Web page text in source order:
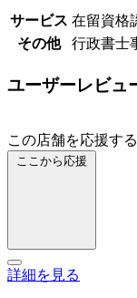
サービス 在留資格
その他
行政書士
ユーザーレビュ
この店舗を応援する
ここから応援
詳細を見る